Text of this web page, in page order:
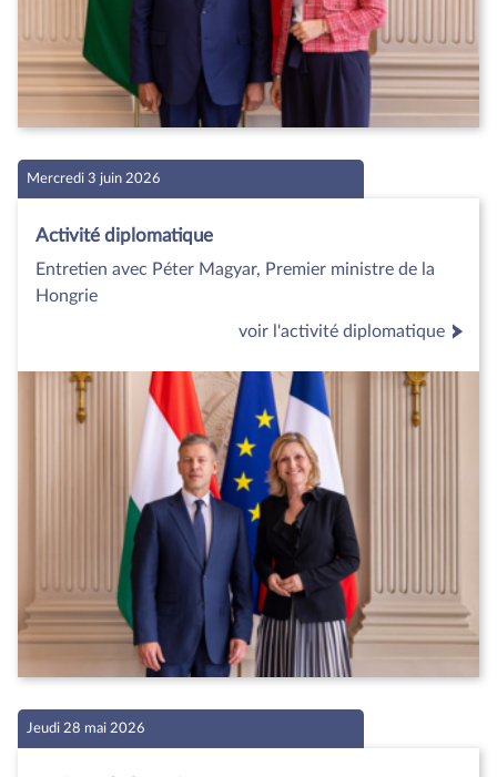
Mercredi 3 juin 2026
Activité diplomatique
Entretien avec Péter Magyar, Premier ministre de la
Hongrie
voir l'activité diplomatique
Jeudi 28 mai 2026